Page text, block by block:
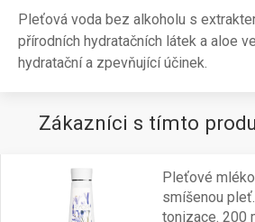
Pleťová voda bez alkoholu s
přírodních hydratačních látek a aloe
hydratační a zpevňující účinek.
Zákazníci s tímto
Pleťové
smíšenou
tonizace. 200